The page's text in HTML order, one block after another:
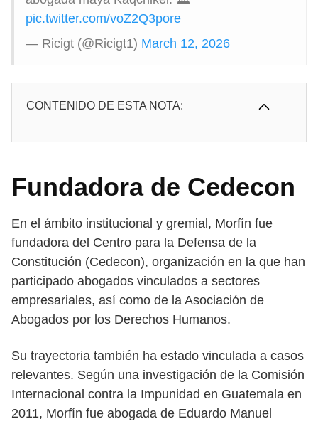
pic.twitter.com/voZ2Q3pore
— Ricigt (@Ricigt1) March 12, 2026
CONTENIDO DE ESTA NOTA:
Fundadora de Cedecon
En el ámbito institucional y gremial, Morfín fue
fundadora del Centro para la Defensa de la
Constitución (Cedecon), organización en la que han
participado abogados vinculados a sectores
empresariales, así como de la Asociación de
Abogados por los Derechos Humanos.
Su trayectoria también ha estado vinculada a casos
relevantes. Según una investigación de la Comisión
Internacional contra la Impunidad en Guatemala en
2011, Morfín fue abogada de Eduardo Manuel